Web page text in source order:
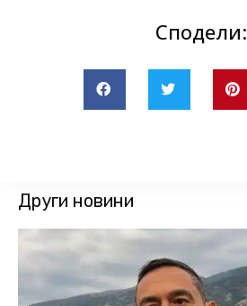
Сподели:
Други новини